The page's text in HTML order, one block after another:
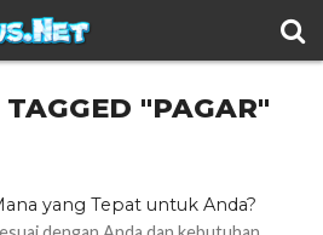
"PAGAR"
yang Tepat untuk Anda?